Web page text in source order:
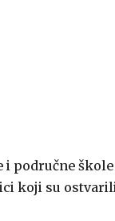
i područne
koji su